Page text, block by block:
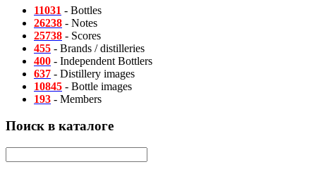
11031 - Bottles
26238 - Notes
25738 - Scores
455 - Brands / distilleries
400 - Independent Bottlers
637 - Distillery images
10845 - Bottle images
193 - Members
Поиск в каталоге